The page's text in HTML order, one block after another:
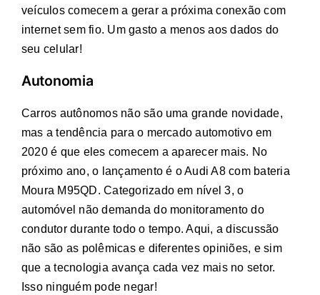
veículos comecem a gerar a próxima conexão com
internet sem fio. Um gasto a menos aos dados do
seu celular!
Autonomia
Carros autônomos não são uma grande novidade,
mas a tendência para o mercado automotivo em
2020 é que eles comecem a aparecer mais. No
próximo ano, o lançamento é o Audi A8 com bateria
Moura M95QD. Categorizado em nível 3, o
automóvel não demanda do monitoramento do
condutor durante todo o tempo. Aqui, a discussão
não são as polêmicas e diferentes opiniões, e sim
que a tecnologia avança cada vez mais no setor.
Isso ninguém pode negar!